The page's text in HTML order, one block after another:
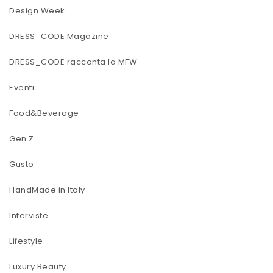
Design Week
DRESS_CODE Magazine
DRESS_CODE racconta la MFW
Eventi
Food&Beverage
Gen Z
Gusto
HandMade in Italy
Interviste
Lifestyle
Luxury Beauty